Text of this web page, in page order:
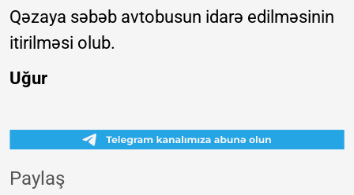
Qəzaya səbəb avtobusun idarə edilməsinin
itirilməsi olub.
Uğur
Paylaş